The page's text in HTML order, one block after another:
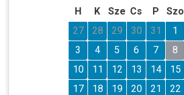
H
K Sze Cs P Szo
27
28 29 30 31 1
3
4 5 6 7 8
10
11 12 13 14 15
17
18 19 20 21 22